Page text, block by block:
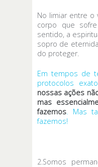
No limiar entre o
corpo que
sentido, a
sopro de
do proteger.
Em tempos de
protocolos
nossas ações
mas
fazemos. Mas
fazemos!
2.Somos